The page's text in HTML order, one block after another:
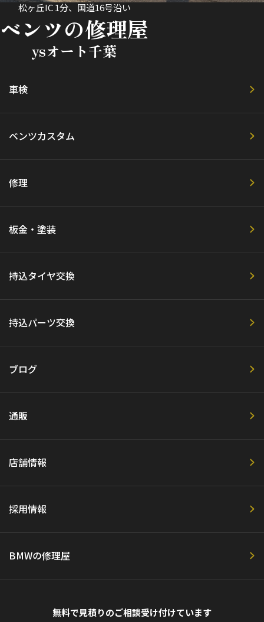
松ヶ丘IC 1分、国道16号沿い
ベンツの修理屋
ysオート千葉
車検
ベンツカスタム
修理
板金・塗装
持込タイヤ交換
持込パーツ交換
ブログ
通販
店舗情報
採用情報
BMWの修理屋
無料で見積りのご相談受け付けています